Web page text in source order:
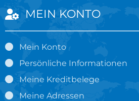
MEIN KONTO
Mein Konto
Persönliche Informationen
Meine Kreditbelege
Meine Adressen